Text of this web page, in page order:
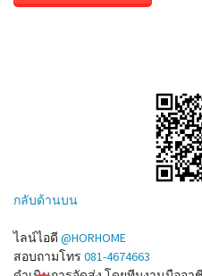
กลับด้านบน
ไลน์ไอดี @HORHOME
สอบถามโทร 081-4674663